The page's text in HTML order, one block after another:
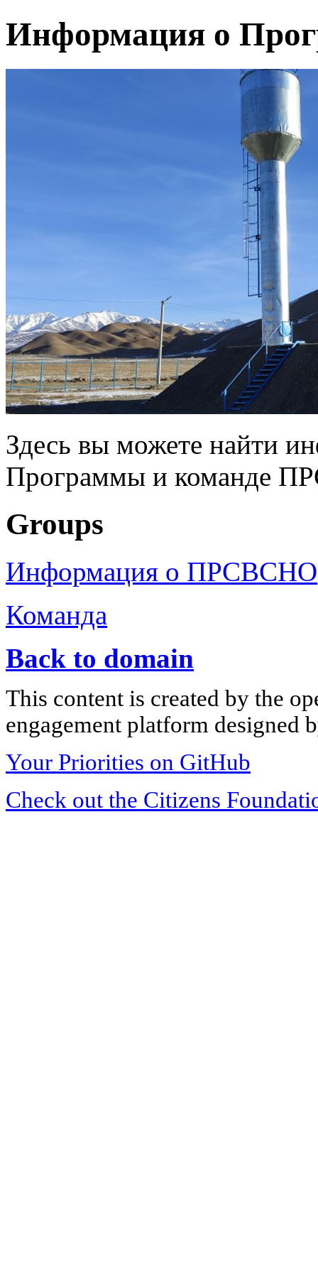
Информация о
Здесь вы можете найти
Программы и команде
Groups
Информация о ПРСВСНО
Команда
Back to domain
This content is created by the
engagement platform designed
Your Priorities on GitHub
Check out the Citizens